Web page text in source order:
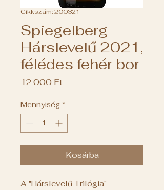
Cikkszám: 200321
Spiegelberg
Hárslevelű 2021,
félédes fehér bor
12 000 FtÁr
Mennyiség *
Kosárba
A "Hárslevelű Trilógia"